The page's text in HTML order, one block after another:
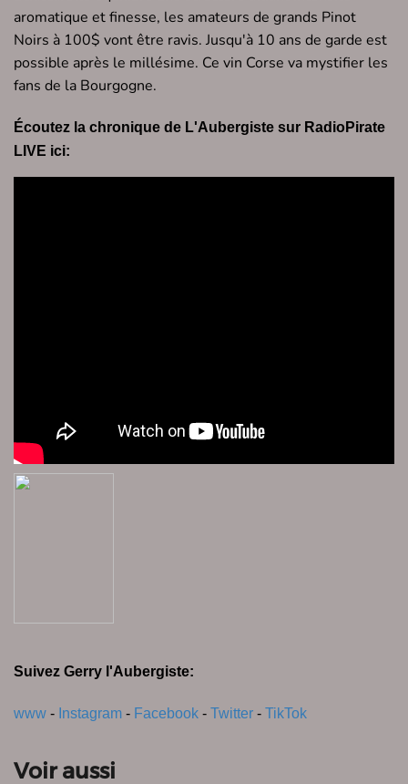
aromatique et finesse, les amateurs de grands Pinot
Noirs à 100$ vont être ravis. Jusqu'à 10 ans de garde est
possible après le millésime. Ce vin Corse va mystifier les
fans de la Bourgogne.
Écoutez la chronique de L'Aubergiste sur RadioPirate
LIVE ici:
Suivez Gerry l'Aubergiste:
www - Instagram - Facebook - Twitter - TikTok
Voir aussi